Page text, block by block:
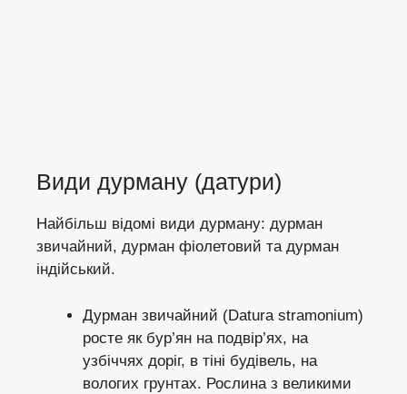
Види дурману (датури)
Найбільш відомі види дурману: дурман
звичайний, дурман фіолетовий та дурман
індійський.
Дурман звичайний (Datura stramonium)
росте як бур’ян на подвір’ях, на
узбіччях доріг, в тіні будівель, на
вологих грунтах. Рослина з великими